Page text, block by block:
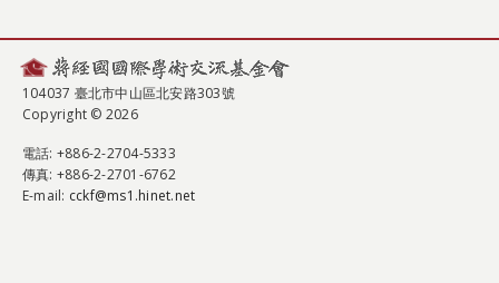
104037 臺北市中山區北安路303號
Copyright © 2026
電話: +886-2-2704-5333
傳真: +886-2-2701-6762
E-mail: cckf@ms1.hinet.net